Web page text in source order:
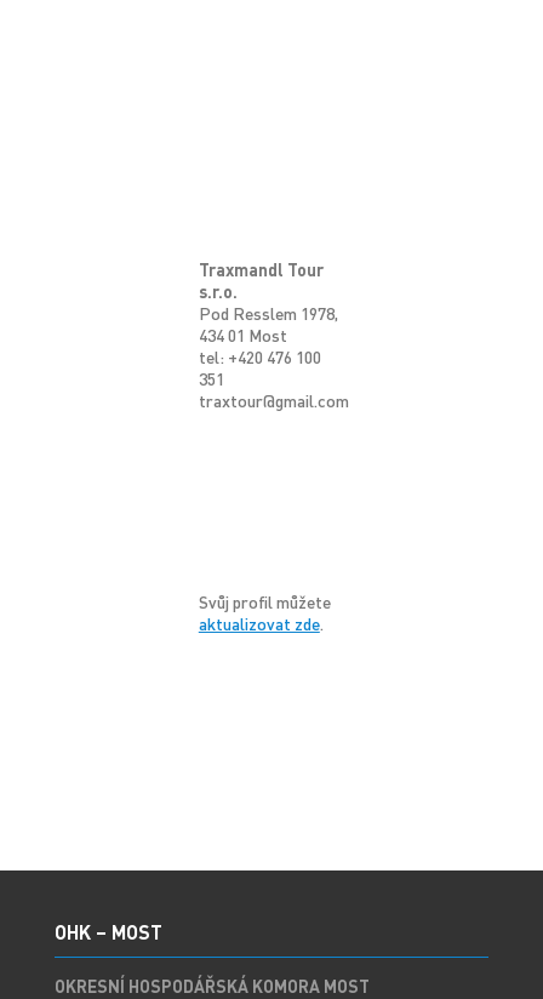
Traxmandl Tour
s.r.o.
Pod Resslem 1978,
434 01 Most
tel: +420 476 100
351
traxtour@gmail.com
Svůj profil můžete
aktualizovat zde.
OHK – MOST
OKRESNÍ HOSPODÁŘSKÁ KOMORA MOST